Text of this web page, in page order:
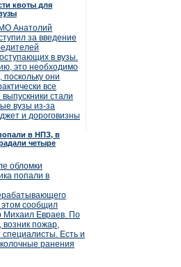
квоты для
Анатолий
за введение
в вузы.
это необходимо
поскольку они
все
стали
вузы из-за
и дороговизны
в НПЗ, в
четыре
обломки
попали в
сообщил
Михаил Евраев. По
возник пожар,
Есть и
ранения